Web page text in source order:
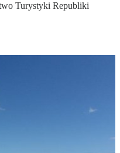
Turystyki Republiki